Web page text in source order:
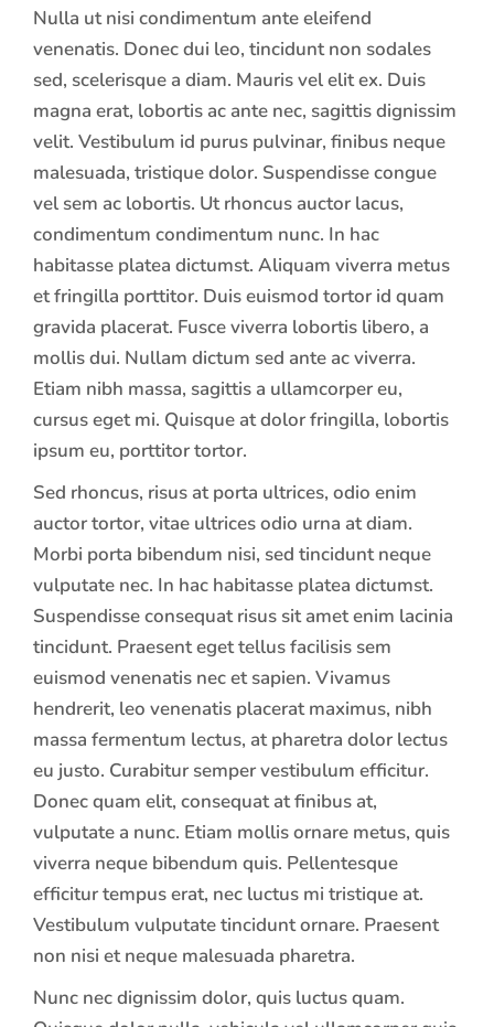
Nulla ut nisi condimentum ante eleifend
venenatis. Donec dui leo, tincidunt non sodales
sed, scelerisque a diam. Mauris vel elit ex. Duis
magna erat, lobortis ac ante nec, sagittis dignissim
velit. Vestibulum id purus pulvinar, finibus neque
malesuada, tristique dolor. Suspendisse congue
vel sem ac lobortis. Ut rhoncus auctor lacus,
condimentum condimentum nunc. In hac
habitasse platea dictumst. Aliquam viverra metus
et fringilla porttitor. Duis euismod tortor id quam
gravida placerat. Fusce viverra lobortis libero, a
mollis dui. Nullam dictum sed ante ac viverra.
Etiam nibh massa, sagittis a ullamcorper eu,
cursus eget mi. Quisque at dolor fringilla, lobortis
ipsum eu, porttitor tortor.
Sed rhoncus, risus at porta ultrices, odio enim
auctor tortor, vitae ultrices odio urna at diam.
Morbi porta bibendum nisi, sed tincidunt neque
vulputate nec. In hac habitasse platea dictumst.
Suspendisse consequat risus sit amet enim lacinia
tincidunt. Praesent eget tellus facilisis sem
euismod venenatis nec et sapien. Vivamus
hendrerit, leo venenatis placerat maximus, nibh
massa fermentum lectus, at pharetra dolor lectus
eu justo. Curabitur semper vestibulum efficitur.
Donec quam elit, consequat at finibus at,
vulputate a nunc. Etiam mollis ornare metus, quis
viverra neque bibendum quis. Pellentesque
efficitur tempus erat, nec luctus mi tristique at.
Vestibulum vulputate tincidunt ornare. Praesent
non nisi et neque malesuada pharetra.
Nunc nec dignissim dolor, quis luctus quam.